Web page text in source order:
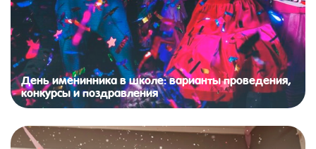
День именинника в школе: варианты проведения,
конкурсы и поздравления